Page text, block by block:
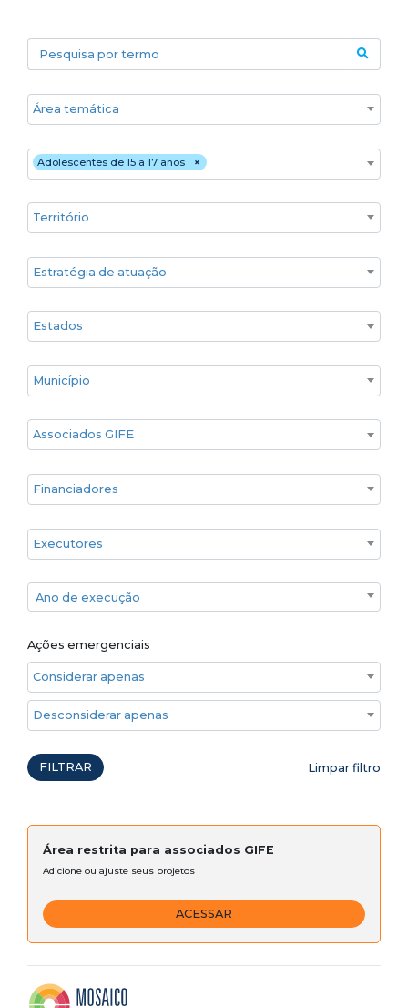
Pesquisa por termo
Áreas temáticas
Público ×
Adolescentes de 15 a 17 anos
Territórios
Estratégia de atuação
Estado
Cidade
Associados GIFE
Financiadores
Executores
Ano de execução
Ano de execução
Ações emergenciais
Considerar apenas ações emergenciais
Desconsiderar apenas ações emergenciais
FILTRAR Limpar filtro
Área restrita para associados GIFE
Adicione ou ajuste seus projetos
ACESSAR